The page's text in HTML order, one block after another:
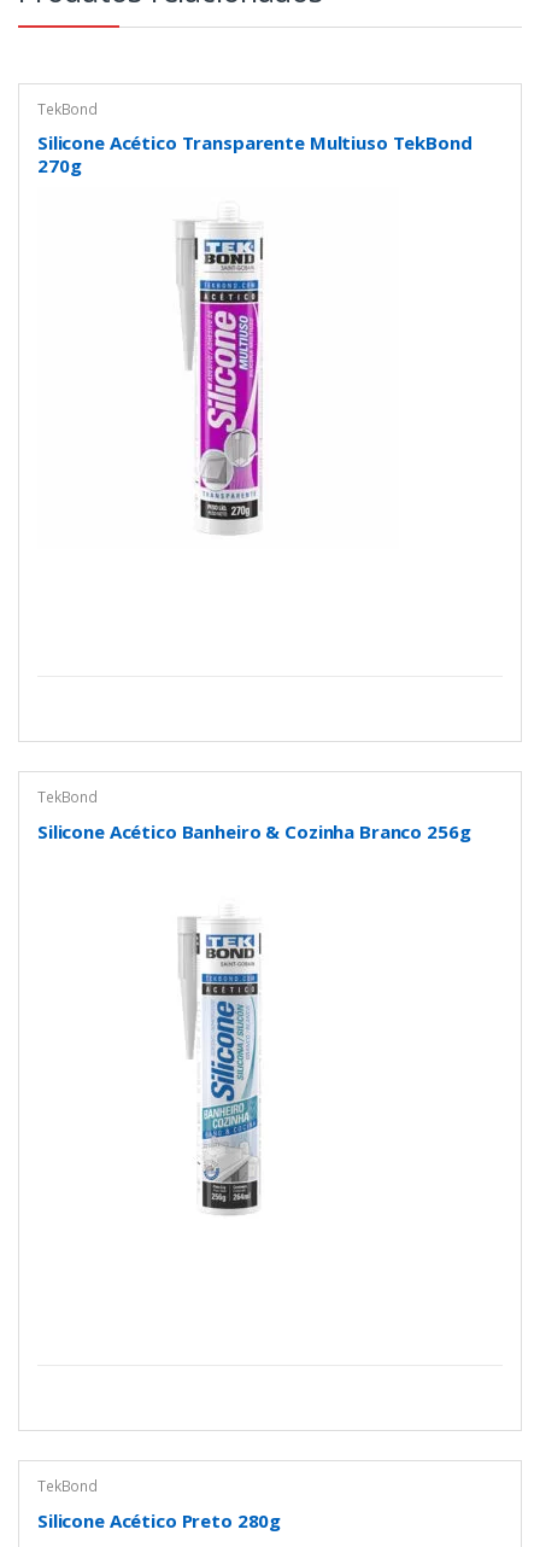
TekBond
Silicone Acético Transparente Multiuso TekBond
270g
TekBond
Silicone Acético Banheiro & Cozinha Branco 256g
TekBond
Silicone Acético Preto 280g